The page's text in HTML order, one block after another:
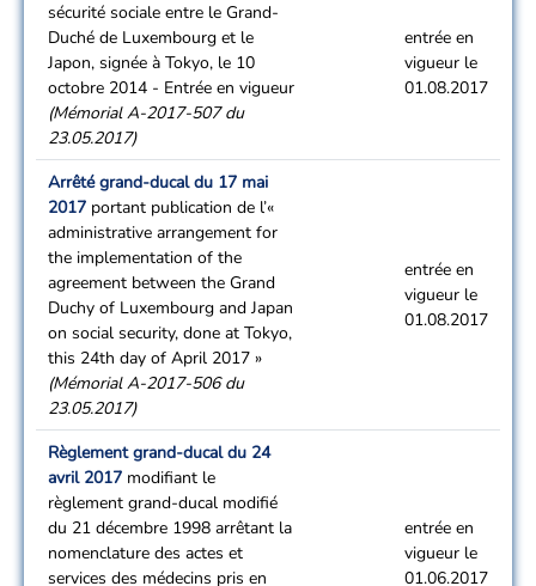
sécurité sociale entre le Grand-
Duché de Luxembourg et le
Japon, signée à Tokyo, le 10
octobre 2014 - Entrée en vigueur
(Mémorial A-2017-507 du
23.05.2017)
entrée en
vigueur le
01.08.2017
Arrêté grand-ducal du 17 mai
2017 portant publication de l’«
administrative arrangement for
the implementation of the
agreement between the Grand
Duchy of Luxembourg and Japan
on social security, done at Tokyo,
this 24th day of April 2017 »
(Mémorial A-2017-506 du
23.05.2017)
entrée en
vigueur le
01.08.2017
Règlement grand-ducal du 24
avril 2017 modifiant le
règlement grand-ducal modifié
du 21 décembre 1998 arrêtant la
nomenclature des actes et
services des médecins pris en
entrée en
vigueur le
01.06.2017